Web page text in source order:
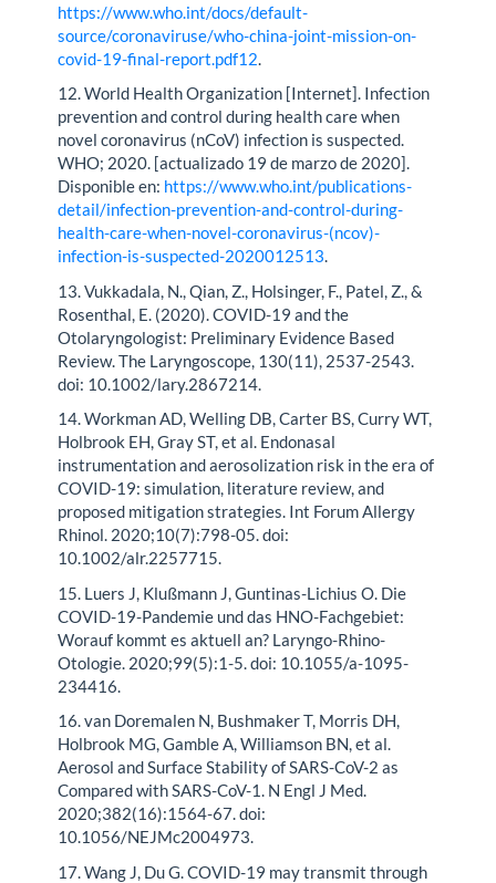
https://www.who.int/docs/default-
source/coronaviruse/who-china-joint-mission-on-
covid-19-final-report.pdf12.
12. World Health Organization [Internet]. Infection
prevention and control during health care when
novel coronavirus (nCoV) infection is suspected.
WHO; 2020. [actualizado 19 de marzo de 2020].
Disponible en: https://www.who.int/publications-
detail/infection-prevention-and-control-during-
health-care-when-novel-coronavirus-(ncov)-
infection-is-suspected-2020012513.
13. Vukkadala, N., Qian, Z., Holsinger, F., Patel, Z., &
Rosenthal, E. (2020). COVID-19 and the
Otolaryngologist: Preliminary Evidence Based
Review. The Laryngoscope, 130(11), 2537-2543.
doi: 10.1002/lary.2867214.
14. Workman AD, Welling DB, Carter BS, Curry WT,
Holbrook EH, Gray ST, et al. Endonasal
instrumentation and aerosolization risk in the era of
COVID-19: simulation, literature review, and
proposed mitigation strategies. Int Forum Allergy
Rhinol. 2020;10(7):798-05. doi:
10.1002/alr.2257715.
15. Luers J, Klußmann J, Guntinas-Lichius O. Die
COVID-19-Pandemie und das HNO-Fachgebiet:
Worauf kommt es aktuell an? Laryngo-Rhino-
Otologie. 2020;99(5):1-5. doi: 10.1055/a-1095-
234416.
16. van Doremalen N, Bushmaker T, Morris DH,
Holbrook MG, Gamble A, Williamson BN, et al.
Aerosol and Surface Stability of SARS-CoV-2 as
Compared with SARS-CoV-1. N Engl J Med.
2020;382(16):1564-67. doi:
10.1056/NEJMc2004973.
17. Wang J, Du G. COVID-19 may transmit through